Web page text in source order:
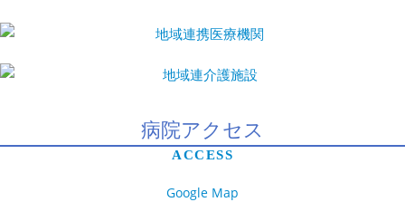
病院アクセス
ACCESS
Google Map